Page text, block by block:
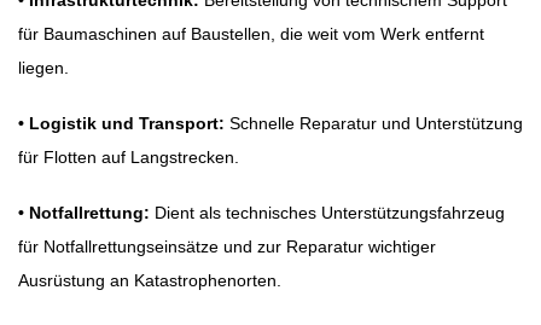
für Baumaschinen auf Baustellen, die weit vom Werk entfernt
liegen.
• Logistik und Transport: Schnelle Reparatur und Unterstützung
für Flotten auf Langstrecken.
• Notfallrettung: Dient als technisches Unterstützungsfahrzeug
für Notfallrettungseinsätze und zur Reparatur wichtiger
Ausrüstung an Katastrophenorten.